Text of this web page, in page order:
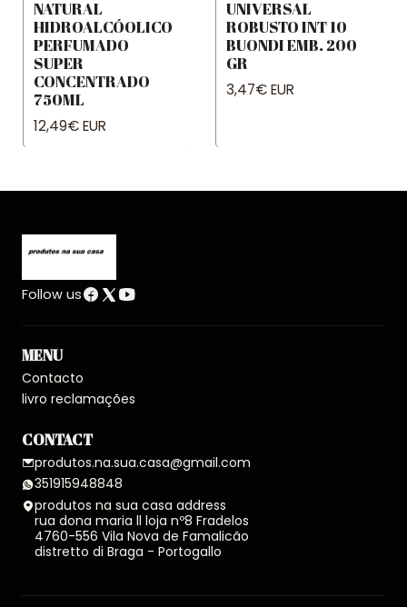
NATURAL
HIDROALCÓOLICO
PERFUMADO
SUPER
CONCENTRADO
750ML
12,49€ EUR
UNIVERSAL
ROBUSTO INT 10
BUONDI EMB. 200
GR
3,47€ EUR
Follow us
MENU
Contacto
livro reclamações
CONTACT
produtos.na.sua.casa@gmail.com
351915948848
produtos na sua casa address
rua dona maria ll loja nº8 Fradelos
4760-556 Vila Nova de Famalicão
distretto di Braga - Portogallo